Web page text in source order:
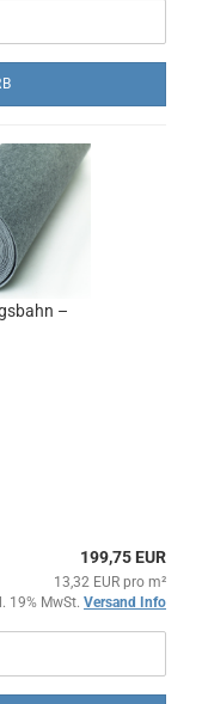
–
199,75 EUR
13,32 EUR pro m²
19% MwSt. Versand Info